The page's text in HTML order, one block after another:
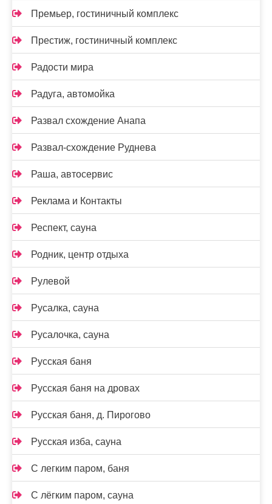
Премьер, гостиничный комплекс
Престиж, гостиничный комплекс
Радости мира
Радуга, автомойка
Развал схождение Анапа
Развал-схождение Руднева
Раша, автосервис
Реклама и Контакты
Респект, сауна
Родник, центр отдыха
Рулевой
Русалка, сауна
Русалочка, сауна
Русская баня
Русская баня на дровах
Русская баня, д. Пирогово
Русская изба, сауна
С легким паром, баня
С лёгким паром, сауна